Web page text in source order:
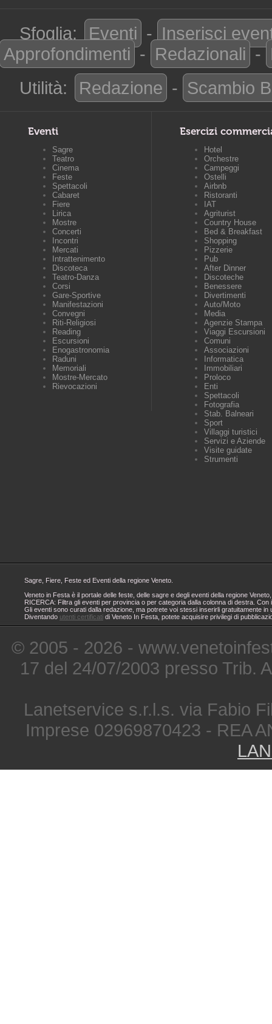
Sfoglia: Eventi - Inserisci
Approfondimenti - Redazionali -
Utilità:
Redazione - Scambio
Eventi
Sagre
Teatro
Cinema
Feste
Spettacoli
Cabaret
Fiere
Lirica
Mostre
Concerti
Incontri
Mercati
Intrattenimento
Discoteca
Teatro-Danza
Corsi
Gare-Sportive
Manifestazioni
Convegni
Riti-Religiosi
Reading
Escursioni
Enogastronomia
Raduni
Memoriali
Mostre-Mercato
Rievocazioni
Esercizi
Hotel
Orchestre
Campeggi
Ostelli
Airbnb
Ristoranti
IAT
Agriturist
Country House
Bed & Breakfast
Shopping
Pizzerie
Pub
After Dinner
Discoteche
Benessere
Divertimenti
Auto/Moto
Media
Agenzie Stampa
Viaggi Escursioni
Comuni
Associazioni
Informatica
Immobiliari
Proloco
Enti
Spettacoli
Fotografia
Stab. Balneari
Sport
Villaggi turistici
Servizi e Aziende
Visite guidate
Strumenti
Sagre, Fiere, Feste ed Eventi della regione Veneto.
Veneto in Festa è il portale delle feste, delle sagre e degli eventi della regione
RICERCA: Filtra gli eventi per provincia o per categoria dalla colonna di destra.
Gli eventi sono curati dalla redazione, ma potrete voi stessi inserirli gratuitamente
Diventando utenti certificati di Veneto In Festa, potete acquisire privilegi di
© 2005 - 2026 -
17 del 24/07/2003 presso Trib.
Lanetservice s.r.l.s. via Fabio
Imprese 02969870423 - REA